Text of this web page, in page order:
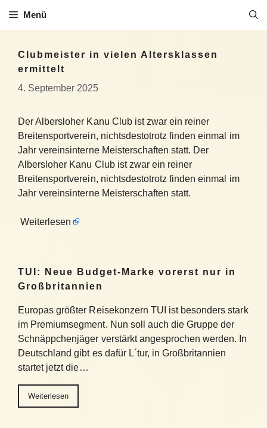
Inhalt
Menü
Clubmeister in vielen Altersklassen
ermittelt
4. September 2025
Der Albersloher Kanu Club ist zwar ein reiner
Breitensportverein, nichtsdestotrotz finden einmal im
Jahr vereinsinterne Meisterschaften statt. Der
Albersloher Kanu Club ist zwar ein reiner
Breitensportverein, nichtsdestotrotz finden einmal im
Jahr vereinsinterne Meisterschaften statt.
Weiterlesen
TUI: Neue Budget-Marke vorerst nur in
Großbritannien
Europas größter Reisekonzern TUI ist besonders stark
im Premiumsegment. Nun soll auch die Gruppe der
Schnäppchenjäger verstärkt angesprochen werden. In
Deutschland gibt es dafür L´tur, in Großbritannien
startet jetzt die…
Weiterlesen